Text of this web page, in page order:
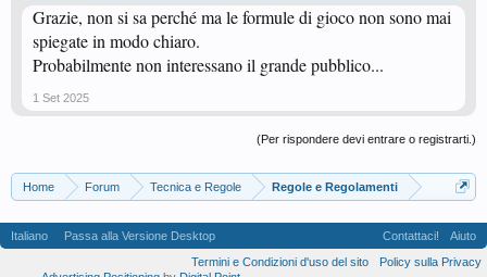
Grazie, non si sa perché ma le formule di gioco non sono mai
spiegate in modo chiaro.
Probabilmente non interessano il grande pubblico...
1 Set 2025
(Per rispondere devi entrare o registrarti.)
Home Forum Tecnica e Regole Regole e Regolamenti
Italiano Passa alla Versione Desktop Contattaci!
Aiuto
Termini e Condizioni d'uso del sito
Policy sulla Privacy